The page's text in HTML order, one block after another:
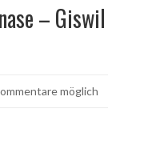
– Giswil
möglich